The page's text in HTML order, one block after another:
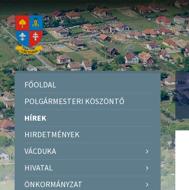
FŐOLDAL
POLGÁRMESTERI KÖSZÖNTŐ
HÍREK
HIRDETMÉNYEK
VÁCDUKA
HIVATAL
ÖNKORMÁNYZAT